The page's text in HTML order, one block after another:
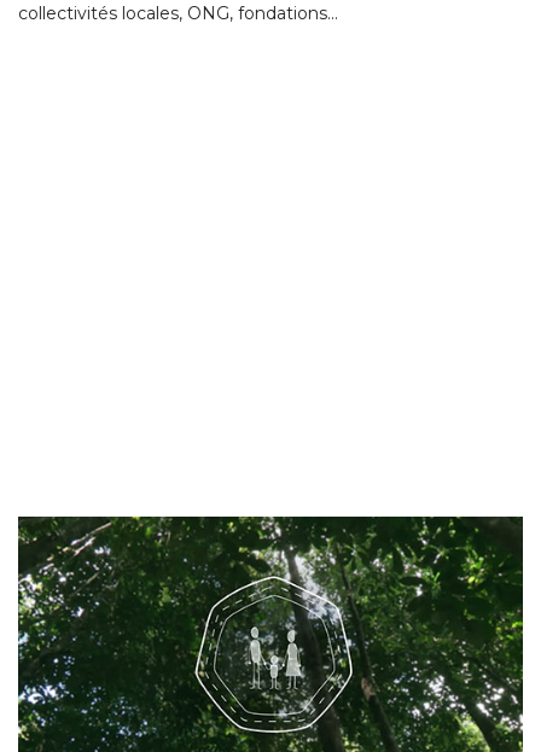
collectivités locales, ONG, fondations...